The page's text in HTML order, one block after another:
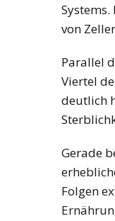
von
Parallel
Viertel
deutlich
Gerade
Folgen